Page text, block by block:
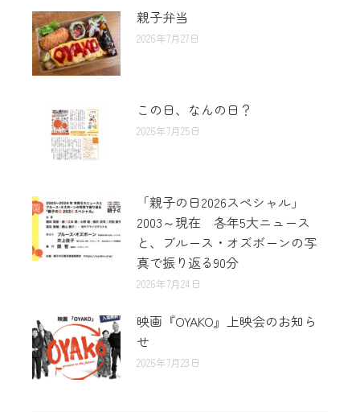
親子弁当
2026年7月27日
この日、なんの日？
2026年7月25日
「親子の日2026スペシャル」
2003～現在 各年5大ニュース
と、ブルース・オズボーンの写
真で振り返る90分
2026年7月24日
映画『OYAKO』上映会のお知ら
せ
2026年7月23日